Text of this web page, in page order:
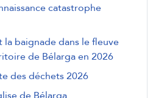
catastrophe
baignade dans le fleuve
de Bélarga en 2026
des déchets 2026